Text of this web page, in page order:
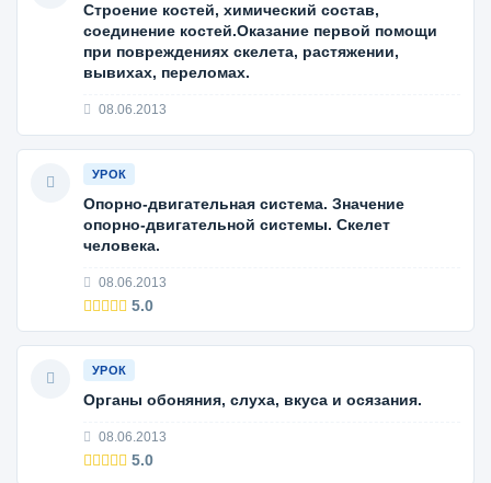
Строение костей, химический состав,
соединение костей.Оказание первой помощи
при повреждениях скелета, растяжении,
вывихах, переломах.
08.06.2013
УРОК
Опорно-двигательная система. Значение
опорно-двигательной системы. Скелет
человека.
08.06.2013
5.0
УРОК
Органы обоняния, слуха, вкуса и осязания.
08.06.2013
5.0